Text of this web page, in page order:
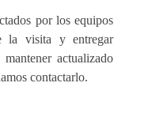
por los equipos
la visita y entregar
actualizado
contactarlo.